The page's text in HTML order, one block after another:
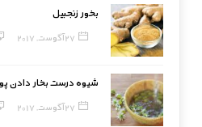
بخور زنجبیل
27 آگوست, 2017
شیوه درست بخار دادن
27 آگوست, 2017